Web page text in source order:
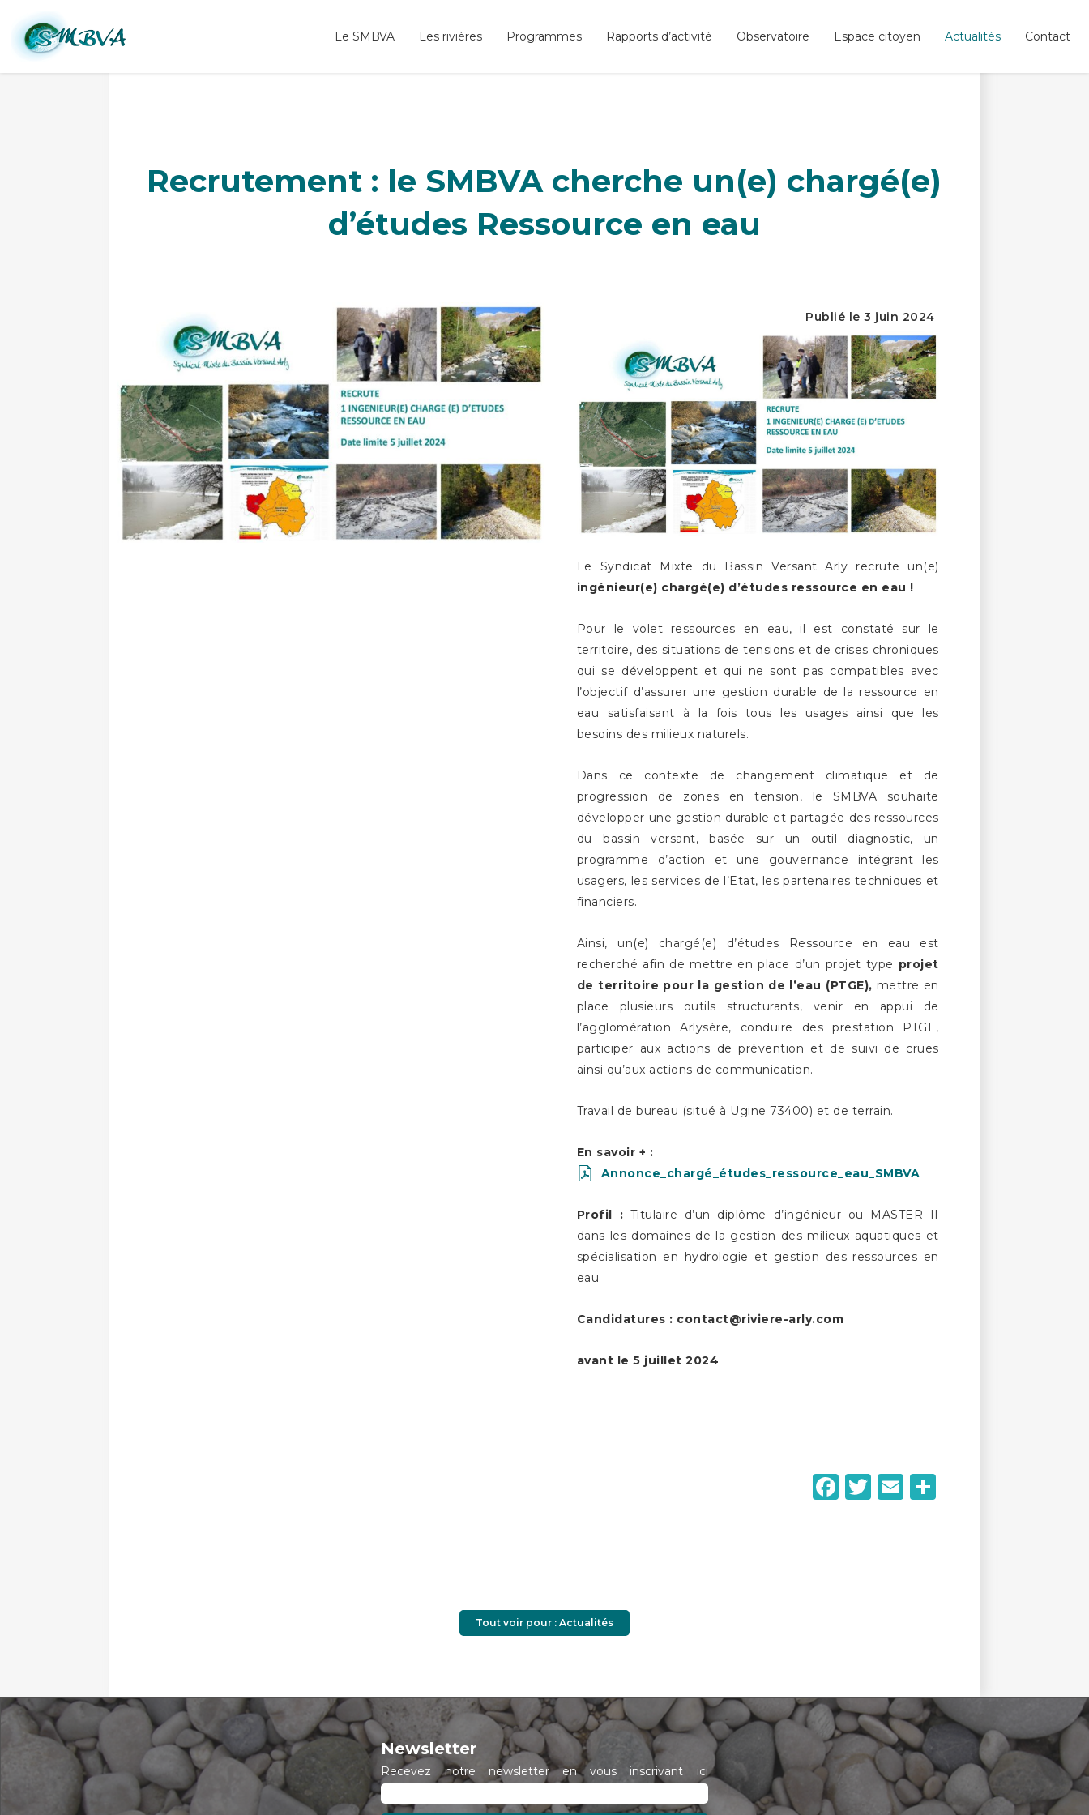
Le SMBVA
Les rivières Programmes Rapports d’activité Observatoire Espace citoyen Actualités Contact
Recrutement : le SMBVA cherche un(e) chargé(e)
d’études Ressource en eau
Publié le 3 juin 2024
Le Syndicat Mixte du Bassin Versant Arly recrute un(e)
ingénieur(e) chargé(e) d’études ressource en eau !
Pour le volet ressources en eau, il est constaté sur le
territoire, des situations de tensions et de crises chroniques
qui se développent et qui ne sont pas compatibles avec
l’objectif d’assurer une gestion durable de la ressource en
eau satisfaisant à la fois tous les usages ainsi que les
besoins des milieux naturels.
Dans ce contexte de changement climatique et de
progression de zones en tension, le SMBVA souhaite
développer une gestion durable et partagée des ressources
du bassin versant, basée sur un outil diagnostic, un
programme d’action et une gouvernance intégrant les
usagers, les services de l’Etat, les partenaires techniques et
financiers.
Ainsi, un(e) chargé(e) d’études Ressource en eau est
recherché afin de mettre en place d’un projet type projet
de territoire pour la gestion de l’eau (PTGE), mettre en
place plusieurs outils structurants, venir en appui de
l’agglomération Arlysère, conduire des prestation PTGE,
participer aux actions de prévention et de suivi de crues
ainsi qu’aux actions de communication.
Travail de bureau (situé à Ugine 73400) et de terrain.
En savoir + :
Annonce_chargé_études_ressource_eau_SMBVA
Profil : Titulaire d’un diplôme d’ingénieur ou MASTER II
dans les domaines de la gestion des milieux aquatiques et
spécialisation en hydrologie et gestion des ressources en
eau
Candidatures : contact@riviere-arly.com
avant le 5 juillet 2024
Facebook
Twitter
EmailPartager
Tout voir pour : Actualités
Newsletter
Recevez notre newsletter en vous inscrivant ici